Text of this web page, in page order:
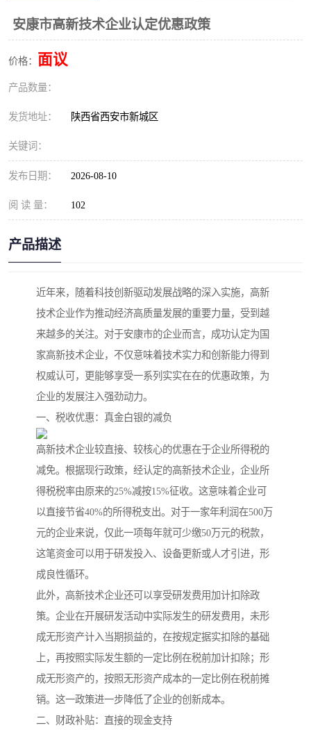
安康市高新技术企业认定优惠政策
价格： 面议
产品数量：
发货地址： 陕西省西安市新城区
关键词：
发布日期： 2026-08-10
阅 读 量： 102
产品描述
近年来，随着科技创新驱动发展战略的深入实施，高新
技术企业作为推动经济高质量发展的重要力量，受到越
来越多的关注。对于安康市的企业而言，成功认定为国
家高新技术企业，不仅意味着技术实力和创新能力得到
权威认可，更能够享受一系列实实在在的优惠政策，为
企业的发展注入强劲动力。
一、税收优惠：真金白银的减负
高新技术企业较直接、较核心的优惠在于企业所得税的
减免。根据现行政策，经认定的高新技术企业，企业所
得税税率由原来的25%减按15%征收。这意味着企业可
以直接节省40%的所得税支出。对于一家年利润在500万
元的企业来说，仅此一项每年就可少缴50万元的税款，
这笔资金可以用于研发投入、设备更新或人才引进，形
成良性循环。
此外，高新技术企业还可以享受研发费用加计扣除政
策。企业在开展研发活动中实际发生的研发费用，未形
成无形资产计入当期损益的，在按规定据实扣除的基础
上，再按照实际发生额的一定比例在税前加计扣除；形
成无形资产的，按照无形资产成本的一定比例在税前摊
销。这一政策进一步降低了企业的创新成本。
二、财政补贴：直接的现金支持